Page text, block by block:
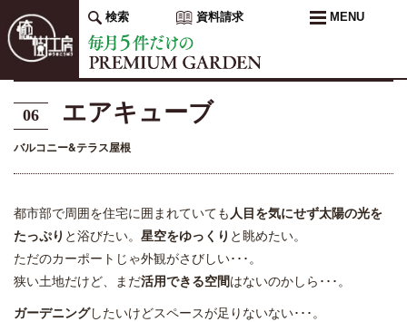
検索 資料請求 MENU
06 エアキューブ
バルコニー&テラス屋根
都市部で周囲を住宅に囲まれていても 人目を気にせず太陽の光を
たっぷり と浴びたい。 星空をゆっくり と眺めたい。
ただのカーポートじゃ外観がさびしい･･･。
狭い土地だけど、まだ活用できる空間はないのかしら･･･。
ガーデニングしたいけどスペースが足りないない･･･。